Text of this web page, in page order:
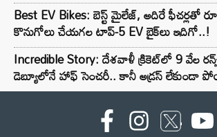
Best EV Bikes: బెస్ట్ మైలేజ్, అదిరే ఫీచర్లతో
కొనుగోలు చేయగల టాప్-5 EV బైక్‌లు ఇదిగో..!
Incredible Story: దేశవాళీ క్రికెట్‌లో 9 వేల
డెబ్యూలోనే హాఫ్ సెంచరీ.. కానీ అడ్రస్ లేకుండా